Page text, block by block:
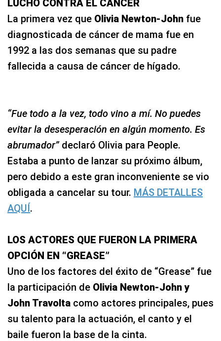
LUCHÓ CONTRA EL CÁNCER
La primera vez que Olivia Newton-John fue
diagnosticada de cáncer de mama fue en
1992 a las dos semanas que su padre
fallecida a causa de cáncer de hígado.
“Fue todo a la vez, todo vino a mí. No puedes
evitar la desesperación en algún momento. Es
abrumador”declaró Olivia para People.
Estaba a punto de lanzar su próximo álbum,
pero debido a este gran inconveniente se vio
obligada a cancelar su tour. MÁS DETALLES
AQUÍ.
LOS ACTORES QUE FUERON LA PRIMERA
OPCIÓN EN “GREASE”
Uno de los factores del éxito de “Grease” fue
la participación de Olivia Newton-John y
John Travolta como actores principales, pues
su talento para la actuación, el canto y el
baile fueron la base de la cinta.